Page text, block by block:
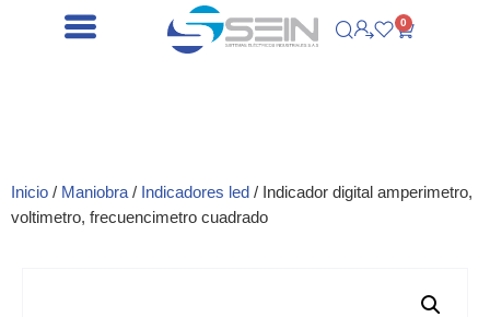
0
Inicio / Maniobra / Indicadores led / Indicador digital amperimetro,
voltimetro, frecuencimetro cuadrado